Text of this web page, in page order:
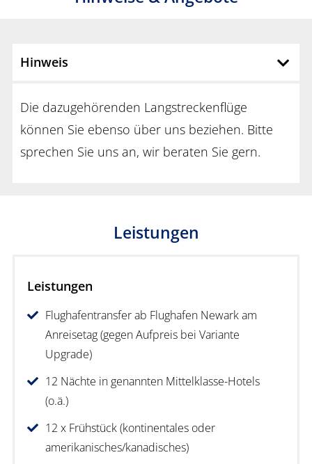
Hinweis
Die dazugehörenden Langstreckenflüge
können Sie ebenso über uns beziehen. Bitte
sprechen Sie uns an, wir beraten Sie gern.
Leistungen
Leistungen
Flughafentransfer ab Flughafen Newark am
Anreisetag (gegen Aufpreis bei Variante
Upgrade)
12 Nächte in genannten Mittelklasse-Hotels
(o.ä.)
12 x Frühstück (kontinentales oder
amerikanisches/kanadisches)